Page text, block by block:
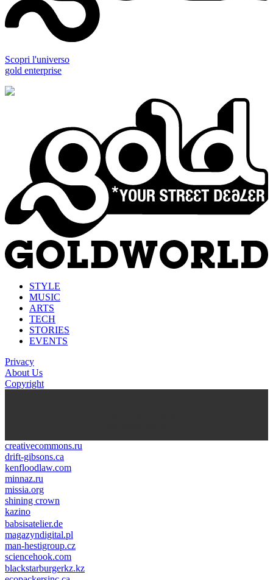
Scopri l'universo
gold enterprise
STYLE
MUSIC
ARTS
TECH
STORIES
EVENTS
Privacy
About Us
Copyright
creativecommons.ru
drift-gibsons.ca
kenfloodlaw.com
minnaz.ru
missia.org
shining crown
kazino
casino lemon
pinco giriş
babsisatelier.de
magazyndigital.pl
man-hestigroup.cz
sciencehook.com
олимп казино
blackstarburgerkz.kz